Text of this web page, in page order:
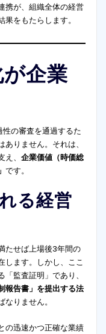
携が、組織全体の経営
をもたらします。
企業
の審査を通過するた
りません。それは、
、 企業価値（時価総
です。
る経営
たせば上場後3年間の
します。しかし、ここ
監査証明」であり、
報告書」を提出する法
りません。
の迅速かつ正確な業績